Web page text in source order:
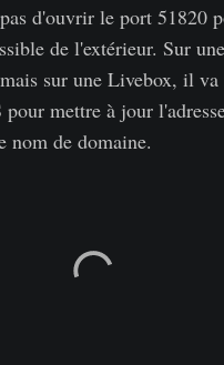
d'ouvrir le port 51820
de l'extérieur. Sur
sur une Livebox, il
mettre à jour
nom de domaine.